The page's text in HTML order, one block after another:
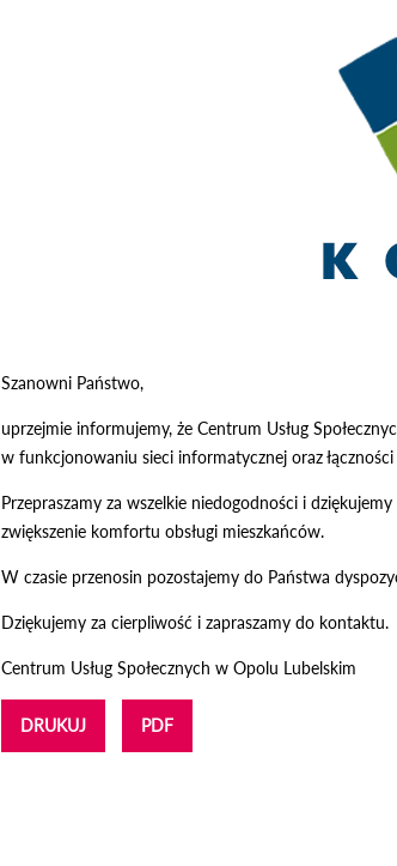
Szanowni Państwo,
uprzejmie informujemy, że Centrum Usług
w funkcjonowaniu sieci informatycznej oraz
Przepraszamy za wszelkie niedogodności i
zwiększenie komfortu obsługi mieszkańców.
W czasie przenosin pozostajemy do Państwa
Dziękujemy za cierpliwość i zapraszamy do kontaktu.
Centrum Usług Społecznych w Opolu Lubelskim
DRUKUJ PDF